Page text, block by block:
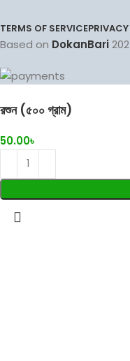
TERMS OF SERVICE
Based on DokanBari
রশুন (৫০০ গ্রাম)
50.00৳